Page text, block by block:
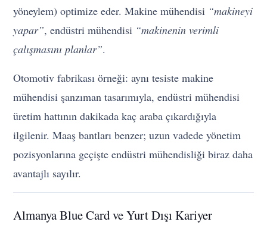
yöneylem) optimize eder. Makine mühendisi “makineyi
yapar”, endüstri mühendisi “makinenin verimli
çalışmasını planlar”.
Otomotiv fabrikası örneği: aynı tesiste makine
mühendisi şanzıman tasarımıyla, endüstri mühendisi
üretim hattının dakikada kaç araba çıkardığıyla
ilgilenir. Maaş bantları benzer; uzun vadede yönetim
pozisyonlarına geçişte endüstri mühendisliği biraz daha
avantajlı sayılır.
Almanya Blue Card ve Yurt Dışı Kariyer